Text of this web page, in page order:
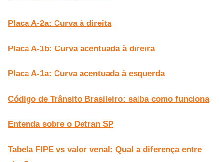
Placa A-2a: Curva à direita
Placa A-1b: Curva acentuada à direira
Placa A-1a: Curva acentuada à esquerda
Código de Trânsito Brasileiro: saiba como funciona
Entenda sobre o Detran SP
Tabela FIPE vs valor venal: Qual a diferença entre